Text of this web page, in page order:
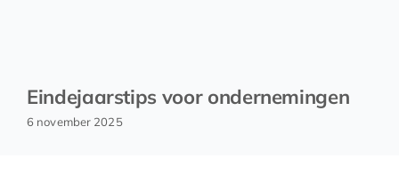
Eindejaarstips voor ondernemingen
6 november 2025